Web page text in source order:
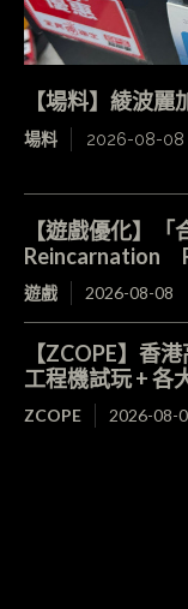
【場料】綾波
場料 2026-08-08
【遊戲優化】
Reincarnation
遊戲 2026-08-08
【ZCOPE】香
工程機試玩 + 各
ZCOPE 2026-08-